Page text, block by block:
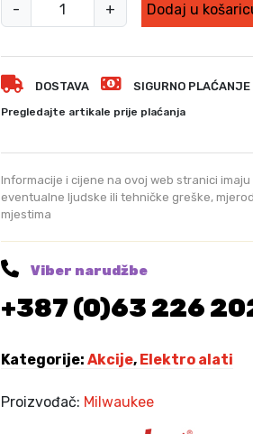
-
A
I
C
Z
A
K
R
I
M
O
J
+ Dodaj u
DOSTAVA SIGURNO PLAĆANJE
Pregledajte artikale prije plaćanja
Informacije i cijene na ovoj web stranici
eventualne ljudske ili tehničke greške,
mjestima
Viber narudžbe
+387 (0)63 226
Kategorije:Akcije, Elektro alati
Proizvođač: Milwaukee